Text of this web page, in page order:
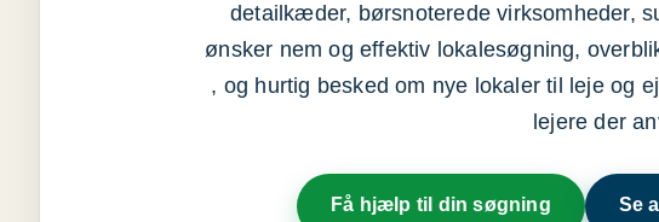
detailkæder, børsnoterede virksomheder,
ønsker nem og effektiv lokalesøgning,
, og hurtig besked om nye lokaler til leje og
lejere der
Få hjælp til din søgning Se